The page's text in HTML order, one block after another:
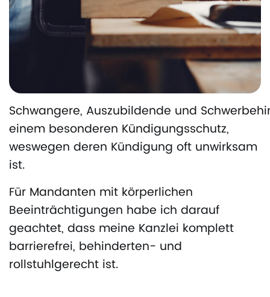
Schwangere, Auszubildende und
einem besonderen Kündigungsschutz,
weswegen deren Kündigung oft unwirksam
ist.
Für Mandanten mit körperlichen
Beeinträchtigungen habe ich darauf
geachtet, dass meine Kanzlei komplett
barrierefrei, behinderten- und
rollstuhlgerecht ist.